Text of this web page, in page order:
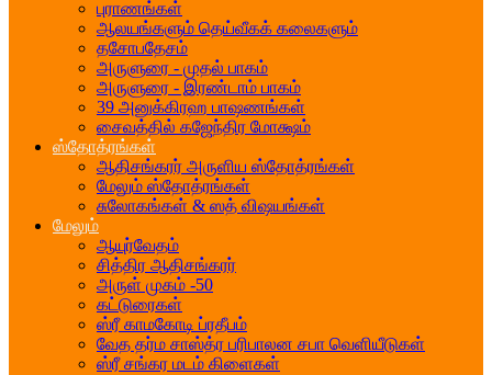
புராணங்கள்
ஆலயங்களும் தெய்வீகக் கலைகளும்
தசோபதேசம்
அருளுரை - முதல் பாகம்
அருளுரை - இரண்டாம் பாகம்
39 அனுக்கிரஹ பாஷணங்கள்
சைவத்தில் கஜேந்திர மோக்ஷம்
ஸ்தோத்ரங்கள்
ஆதிசங்கரர் அருளிய ஸ்தோத்ரங்கள்
மேலும் ஸ்தோத்ரங்கள்
சுலோகங்கள் & ஸத் விஷயங்கள்
மேலும்
ஆயுர்வேதம்
சித்திர ஆதிசங்கரர்
அருள் முகம் -50
கட்டுரைகள்
ஸ்ரீ காமகோடி ப்ரதீபம்
வேத தர்ம சாஸ்த்ர பரிபாலன சபா வெளியீடுகள்
ஸ்ரீ சங்கர மடம் கிளைகள்